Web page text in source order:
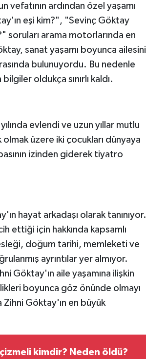
vefatının ardından özel yaşamı
eşi kim?", "Sevinç Göktay
arama motorlarında en
sanat yaşamı boyunca ailesini
bulunuyordu. Bu nedenle
oldukça sınırlı kaldı.
evlendi ve uzun yıllar mutlu
üzere iki çocukları dünyaya
izinden giderek tiyatro
hayat arkadaşı olarak tanınıyor.
ettiği için hakkında kapsamlı
doğum tarihi, memleketi ve
ayrıntılar yer almıyor.
Göktay'ın aile yaşamına ilişkin
boyunca göz önünde olmayı
Göktay'ın en büyük
kimdir? Neden öldü?